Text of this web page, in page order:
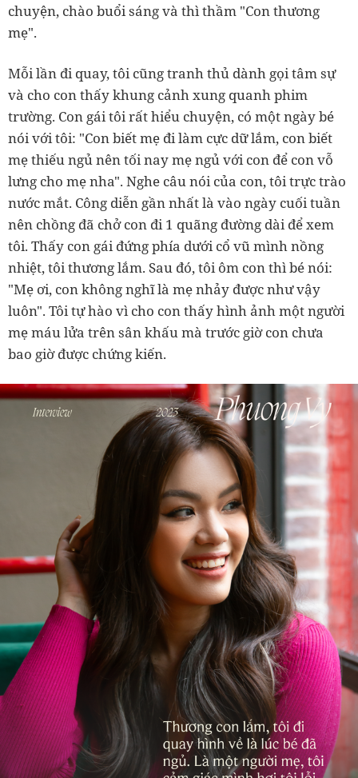
chuyện, chào buổi sáng và thì thầm "Con thương
mẹ".
Mỗi lần đi quay, tôi cũng tranh thủ dành gọi tâm sự
và cho con thấy khung cảnh xung quanh phim
trường. Con gái tôi rất hiểu chuyện, có một ngày bé
nói với tôi: "Con biết mẹ đi làm cực dữ lắm, con biết
mẹ thiếu ngủ nên tối nay mẹ ngủ với con để con vỗ
lưng cho mẹ nha". Nghe câu nói của con, tôi trực trào
nước mắt. Công diễn gần nhất là vào ngày cuối tuần
nên chồng đã chở con đi 1 quãng đường dài để xem
tôi. Thấy con gái đứng phía dưới cổ vũ mình nồng
nhiệt, tôi thương lắm. Sau đó, tôi ôm con thì bé nói:
"Mẹ ơi, con không nghĩ là mẹ nhảy được như vậy
luôn". Tôi tự hào vì cho con thấy hình ảnh một người
mẹ máu lửa trên sân khấu mà trước giờ con chưa
bao giờ được chứng kiến.